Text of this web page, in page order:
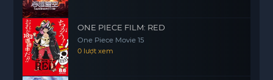
ONE PIECE FILM: RED
One Piece Movie 15
0 lượt xem